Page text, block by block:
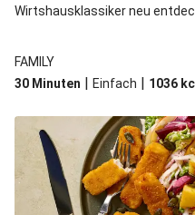
Wirtshausklassiker neu
FAMILY
30 Minuten | Einfach | 1036